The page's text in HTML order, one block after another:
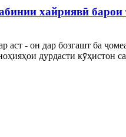
хайриявӣ
- он дар бозгашт ба
дурдасти кӯҳистон